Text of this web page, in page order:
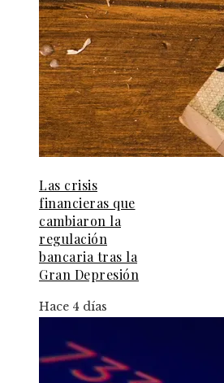
Las crisis
financieras que
cambiaron la
regulación
bancaria tras la
Gran Depresión
Hace 4 días